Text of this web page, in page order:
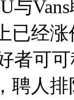
与
已经
者可
聘人